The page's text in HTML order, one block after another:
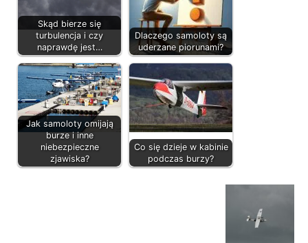
Skąd bierze się
turbulencja i czy
naprawdę jest…
Dlaczego samoloty są
uderzane piorunami?
Jak samoloty omijają
burze i inne
niebezpieczne
zjawiska?
Co się dzieje w kabinie
podczas burzy?